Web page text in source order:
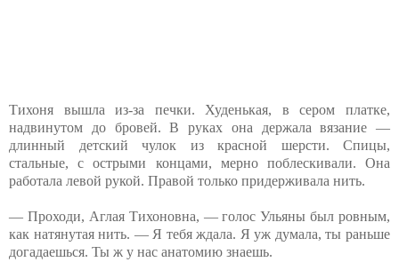
Тихоня вышла из-за печки. Худенькая, в сером платке,
надвинутом до бровей. В руках она держала вязание —
длинный детский чулок из красной шерсти. Спицы,
стальные, с острыми концами, мерно поблескивали. Она
работала левой рукой. Правой только придерживала нить.
— Проходи, Аглая Тихоновна, — голос Ульяны был ровным,
как натянутая нить. — Я тебя ждала. Я уж думала, ты раньше
догадаешься. Ты ж у нас анатомию знаешь.